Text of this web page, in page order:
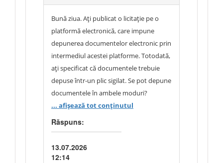
Bună ziua. Ați publicat o licitație pe o
platformă electronică, care impune
depunerea documentelor electronic prin
intermediul acestei platforme. Totodată,
ați specificat că documentele trebuie
depuse într-un plic sigilat. Se pot depune
documentele în ambele moduri?
... afișează tot conținutul
Răspuns:
13.07.2026
12:14